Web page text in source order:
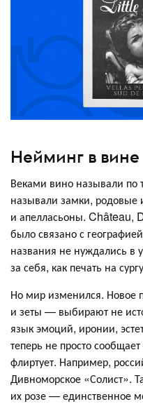
Нейминг в вине
Веками вино называли по
называли замки, родовые
и апелласьоны. Château,
было связано с
названия не нуждались в
за себя, как печать на
Но мир изменился.
и зеты — выбирают не
язык эмоций, иронии,
теперь не просто
флиртует. Например,
Дивноморское «Солист».
их розе — единственное